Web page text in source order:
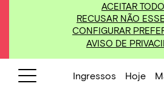
ACEITAR
RECUSAR NÃO
CONFIGURAR
AVISO DE
No Brasil, país diverso e de
continentais, inserem-se
Roda de
um
Ingressos Hoje